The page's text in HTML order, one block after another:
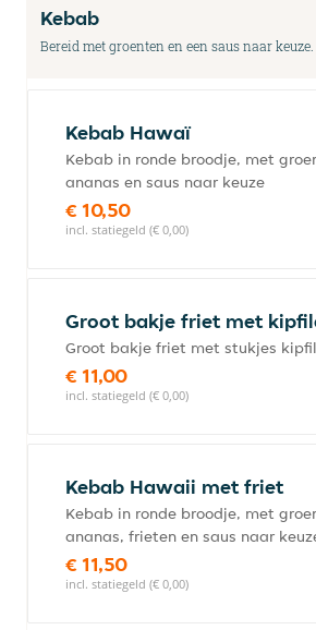
Kebab
Bereid met groenten en een saus naar keuze.
Kebab Hawaï
Kebab in ronde broodje, met
ananas en saus naar keuze
€ 10,50
incl. statiegeld (€ 0,00)
Groot bakje friet met
Groot bakje friet met stukjes
€ 11,00
incl. statiegeld (€ 0,00)
Kebab Hawaii met friet
Kebab in ronde broodje, met
ananas, frieten en saus naar
€ 11,50
incl. statiegeld (€ 0,00)